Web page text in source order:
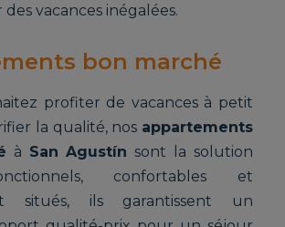
vacances inégalées.
bon marché
profiter de vacances à petit
la qualité, nos appartements
à San Agustín sont la solution
confortables et
situés, ils garantissent un